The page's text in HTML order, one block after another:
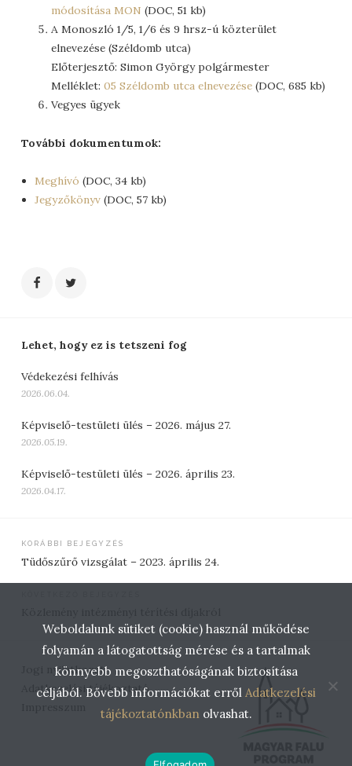
módosítása MON (DOC, 51 kb)
A Monoszló 1/5, 1/6 és 9 hrsz-ú közterület
elnevezése (Széldomb utca)
Előterjesztő: Simon György polgármester
Melléklet:05 Széldomb utca elnevezése (DOC, 685 kb)
Vegyes ügyek
További dokumentumok:
Meghívó (DOC, 34 kb)
Jegyzőkönyv (DOC, 57 kb)
Lehet, hogy ez is tetszeni fog
Védekezési felhívás
2026.06.04.
Képviselő-testületi ülés – 2026. május 27.
2026.05.19.
Képviselő-testületi ülés – 2026. április 23.
2026.04.17.
Bejegyzés
navigáció
KORÁBBI BEJEGYZÉS
Tüdőszűrő vizsgálat – 2023. április 24.
Jogi nyilatkozat
Adatkezelési tájékoztató
Weboldalunk sütiket (cookie) használ működése
folyamán a látogatottság mérése és a tartalmak
könnyebb megoszthatóságának biztosítása
céljából. Bővebb információkat erről Adatkezelési
tájékoztatónkbanolvashat.